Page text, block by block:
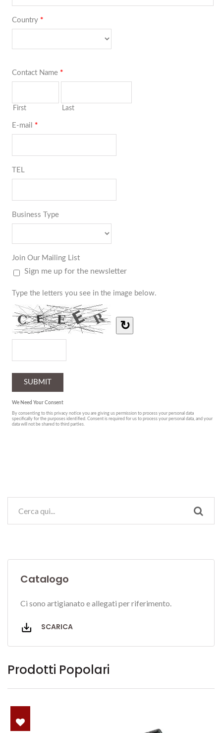
Catalogo
Ci sono artigianato e allegati per riferimento.
SCARICA
Prodotti Popolari